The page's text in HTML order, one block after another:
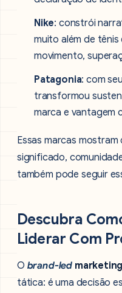
Nike: constrói
muito além de
movimento,
Patagonia: com
transformou
marca e vantagem
Essas marcas mostram
significado,
também pode seguir
Descubra
Liderar Com
O brand-led marketing
tática: é uma decisão